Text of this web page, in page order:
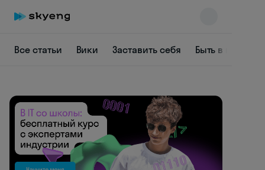
Все статьи Вики Заставить себя Быть в курсе
Skyeng Chat